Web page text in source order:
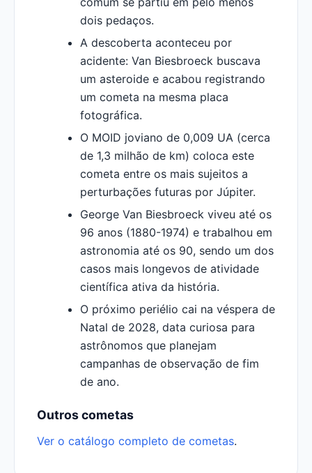
dois pedaços.
A descoberta aconteceu por
acidente: Van Biesbroeck buscava
um asteroide e acabou registrando
um cometa na mesma placa
fotográfica.
O MOID joviano de 0,009 UA (cerca
de 1,3 milhão de km) coloca este
cometa entre os mais sujeitos a
perturbações futuras por Júpiter.
George Van Biesbroeck viveu até os
96 anos (1880-1974) e trabalhou em
astronomia até os 90, sendo um dos
casos mais longevos de atividade
científica ativa da história.
O próximo periélio cai na véspera de
Natal de 2028, data curiosa para
astrônomos que planejam
campanhas de observação de fim
de ano.
Outros cometas
Ver o catálogo completo de cometas.